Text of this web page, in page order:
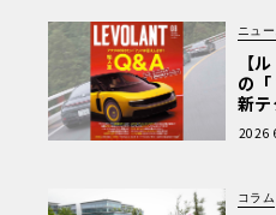
ニュ
【
の
新
車
2026
コラム